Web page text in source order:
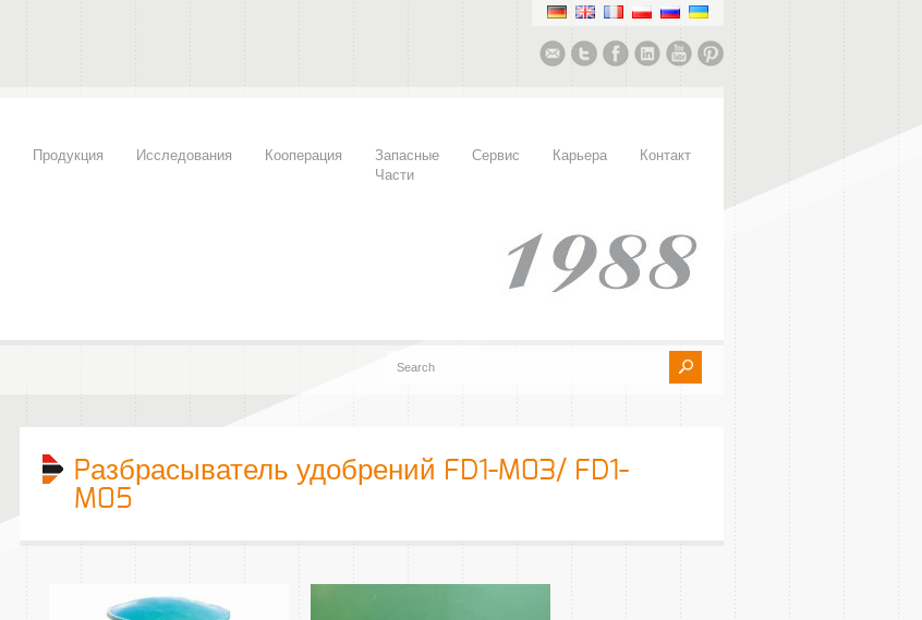
Продукция Исследования Кооперация
Запасные
Части
Сервис Карьера Контакт
Pазбрасыватель удобрений FD1-M03/ FD1-
M05